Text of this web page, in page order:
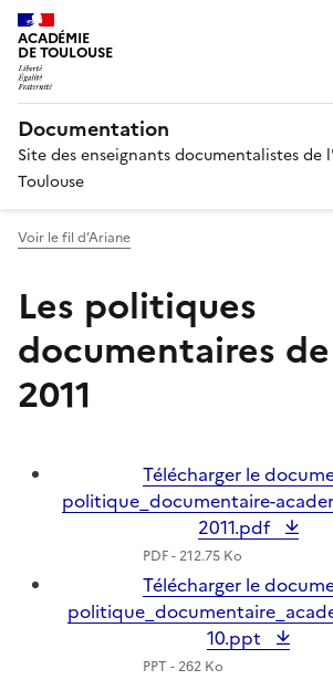
ACADÉMIE
DE TOULOUSE
Documentation
Site des enseignants documentalistes de
Toulouse
Voir le fil d’Ariane
Les politiques
documentaires
2011
Télécharger le
politique_documentaire-
2011.pdf
PDF - 212.75 Ko
Télécharger le
10.ppt
PPT - 262 Ko